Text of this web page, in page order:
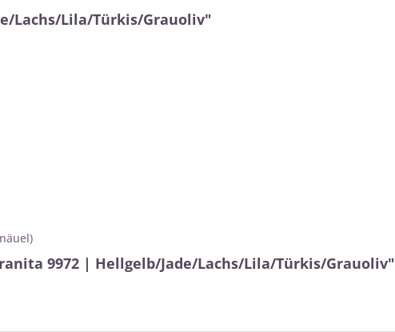
Lachs/Lila/Türkis/Grauoliv"
9972 | Hellgelb/Jade/Lachs/Lila/Türkis/Grauoliv"